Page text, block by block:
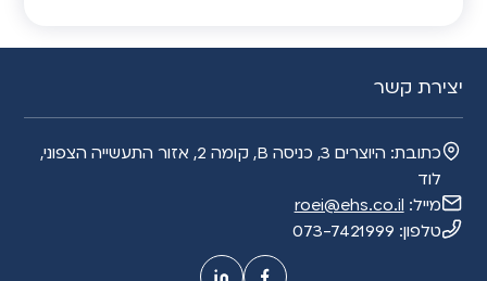
r
i
יצירת קשר
כתובת:
היוצרים 3, כניסה B, קומה 2, אזור התעשייה הצפוני,
לוד
מייל: roei@ehs.co.il
טלפון: 073-7421999